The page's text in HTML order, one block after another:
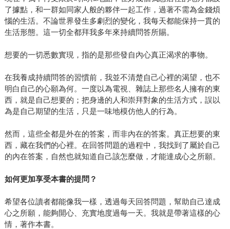
了據點，和一群如同家人般的夥伴一起工作，過著不需為金錢煩
惱的生活。不論世界發生多劇烈的變化，我每天都能保持一貫的
生活形態。這一切全都拜我多年來持續問答所賜。
想要的一切悉數實現，指的是那些發自內心真正渴求的事物。
在我養成持續問答的習慣前，我並不清楚自己心裡的渴望，也不
明白自己的心願為何。一度以為電視、雜誌上那些名人擁有的東
西，就是自己想要的；把身邊的人和崇拜對象的生活方式，誤以
為是自己期望的生活，只是一味地模仿他人的行為。
然而，這些全都是外在的答案，而非內在的答案。真正想要的東
西，藏在我們的心裡。在回答問題的過程中，我找到了屬於自己
的內在答案，自然也就知道自己該怎麼做，才能達成心之所願。
如何更加享受本書的提問？
希望各位讀者都能像我一樣，透過每天回答問題，幫助自己達成
心之所願，能夠開心、充實地度過每一天。我就是帶著這樣的心
情，著作本書。